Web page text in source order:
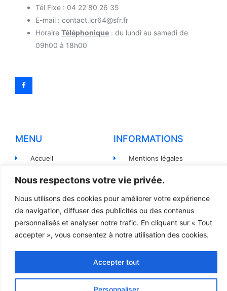
Nous respectons votre vie privée.
Nous utilisons des cookies pour améliorer votre expérience
de navigation, diffuser des publicités ou des contenus
personnalisés et analyser notre trafic. En cliquant sur « Tout
accepter », vous consentez à notre utilisation des cookies.
Personnaliser
Accepter tout
Tél Fixe : 04 22 80 26 35
E-mail : contact.lcr64@sfr.fr
Horaire Téléphonique : du lundi au samedi de
09h00 à 18h00
MENU
Accueil
Devis
Contact
INFORMATIONS
Mentions légales
Politiques de
confidentialité
Conditions générales de
vente
Règlement et Expédition
© 2023 TOUS DROITS RÉSERVÉS - LCR
Création site internet par l’agence WebJsemproduction